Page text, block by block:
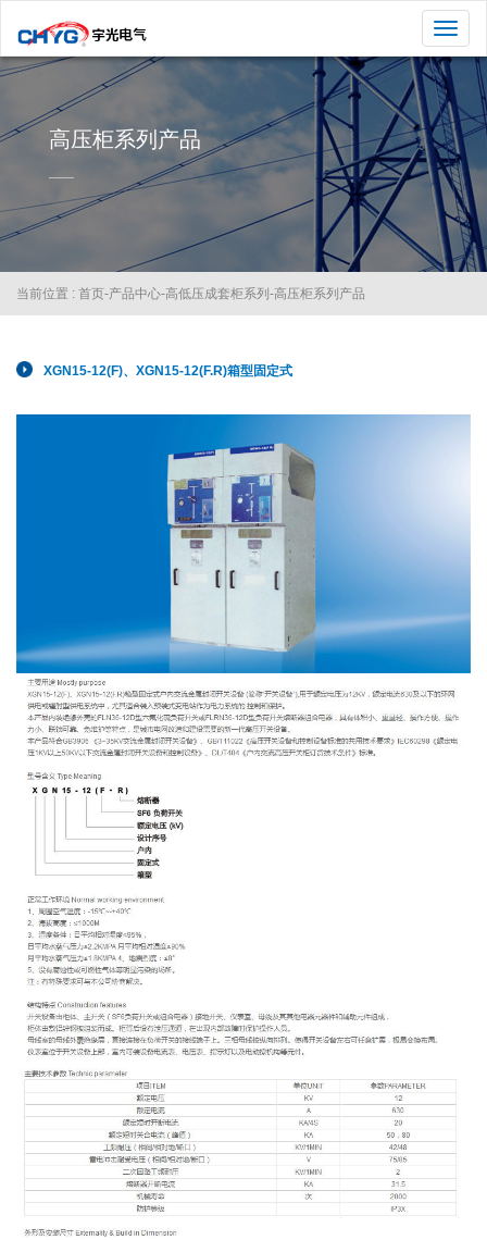
切
换
导
航
高压柜系列产品
当前位置 : 首页-产品中心-高低压成套柜系列 -高压柜系列产品
XGN15-12(F)、XGN15-12(F.R)箱型固定式